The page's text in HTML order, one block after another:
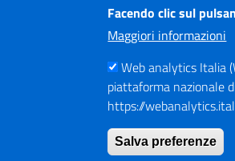
Mail URP
Posta elettronica certificata
Altri indirizzi PEC della
Centrale Operativa Polizia
Emergenza Stradale
Numeri Emergenza dei
Facendo clic sul
Maggiori informazioni
Web analytics Italia
piattaforma nazionale
https://
Salva preferenze